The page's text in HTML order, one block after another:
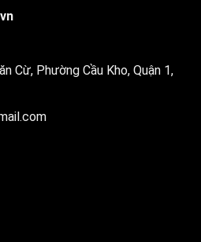
Cừ, Phường Cầu Kho, Quận 1,